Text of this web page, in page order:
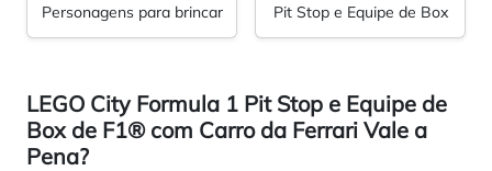
Personagens para brincar Pit Stop e Equipe de Box
LEGO City Formula 1 Pit Stop e Equipe de
Box de F1® com Carro da Ferrari Vale a
Pena?